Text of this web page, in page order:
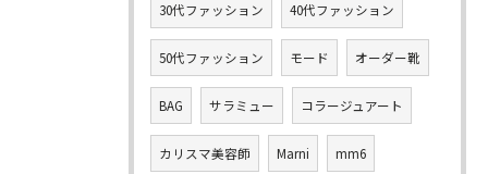
30代ファッション 40代ファッション
50代ファッション モード オーダー靴
BAG サラミュー コラージュアート
カリスマ美容師 Marni mm6